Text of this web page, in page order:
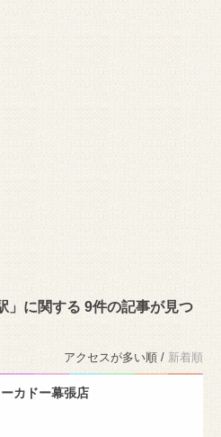
」に関する 9件の記事が見つ
アクセスが多い順 / 新着順
カドー幕張店